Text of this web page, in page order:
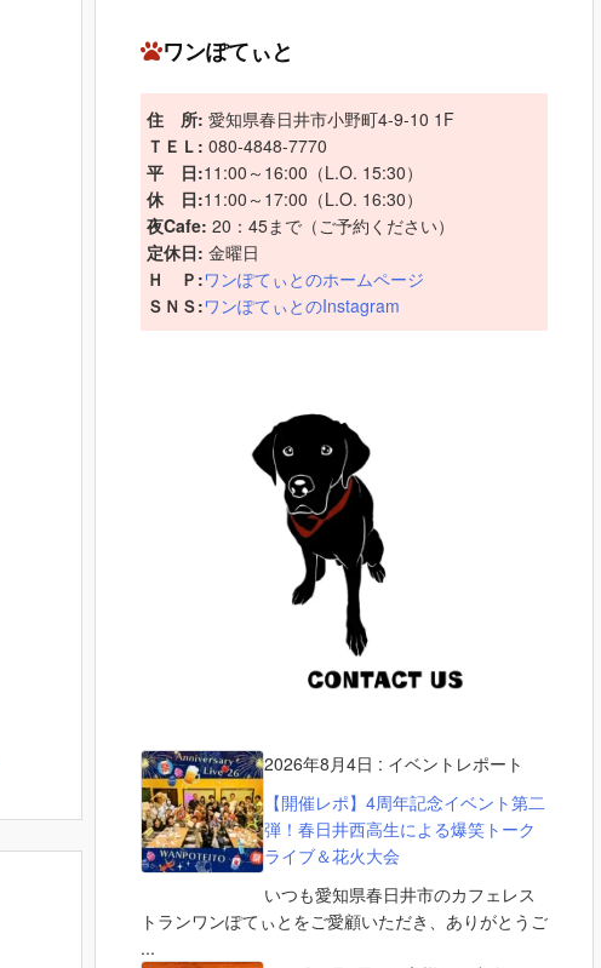
ワンぽてぃと
住 所: 愛知県春日井市小野町4-9-10 1F
ＴＥＬ: 080-4848-7770
平 日:11:00～16:00（L.O. 15:30）
休 日:11:00～17:00（L.O. 16:30）
夜Cafe: 20：45まで（ご予約ください）
定休日: 金曜日
Ｈ Ｐ:ワンぽてぃとのホームページ
ＳＮＳ:ワンぽてぃとのInstagram
2026年8月4日 : イベントレポート
【開催レポ】4周年記念イベント第二
弾！春日井西高生による爆笑トーク
ライブ＆花火大会
いつも愛知県春日井市のカフェレス
トランワンぽてぃとをご愛顧いただき、ありがとうご
...